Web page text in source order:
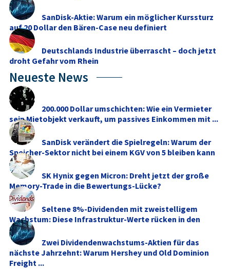
SanDisk-Aktie: Warum ein möglicher Kurssturz
auf 20 Dollar den Bären-Case neu definiert
Deutschlands Industrie überrascht – doch jetzt
droht Gefahr vom Rhein
Neueste News
200.000 Dollar umschichten: Wie ein Vermieter
sein Mietobjekt verkauft, um passives Einkommen mit ...
SanDisk verändert die Spielregeln: Warum der
Speicher-Sektor nicht bei einem KGV von 5 bleiben kann
SK Hynix gegen Micron: Dreht jetzt der große
Memory‑Trade in die Bewertungs-Lücke?
Seltene 8%-Dividenden mit zweistelligem
Wachstum: Diese Infrastruktur-Werte rücken in den
Fokus
Zwei Dividendenwachstums-Aktien für das
nächste Jahrzehnt: Warum Hershey und Old Dominion
Freight ...